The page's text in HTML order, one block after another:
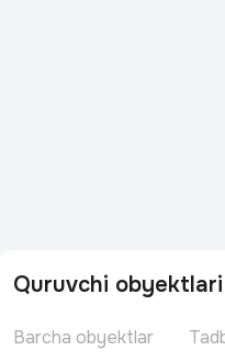
Quruvchi obyektlari
Barcha obyektlar